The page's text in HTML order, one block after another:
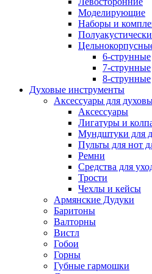
Моделирующие
Наборы и
6-струнные
7-струнные
8-струнные
Духовые инструменты
Аксессуары для
Аксессуары
Лигатуры и
Мундштуки для
Пульты для нот
Ремни
Средства для
Трости
Чехлы и кейсы
Армянские Дудуки
Баритоны
Валторны
Вистл
Гобои
Горны
Губные гармошки